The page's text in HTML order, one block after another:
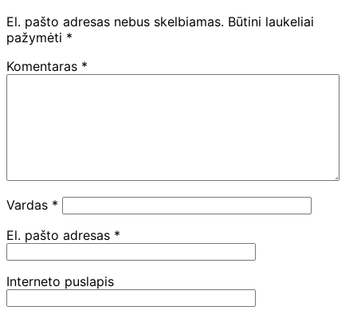
El. pašto adresas nebus skelbiamas. Būtini laukeliai
pažymėti *
Komentaras *
Vardas *
El. pašto adresas *
Interneto puslapis